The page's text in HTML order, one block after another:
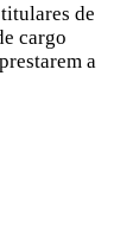
de
cargo
a